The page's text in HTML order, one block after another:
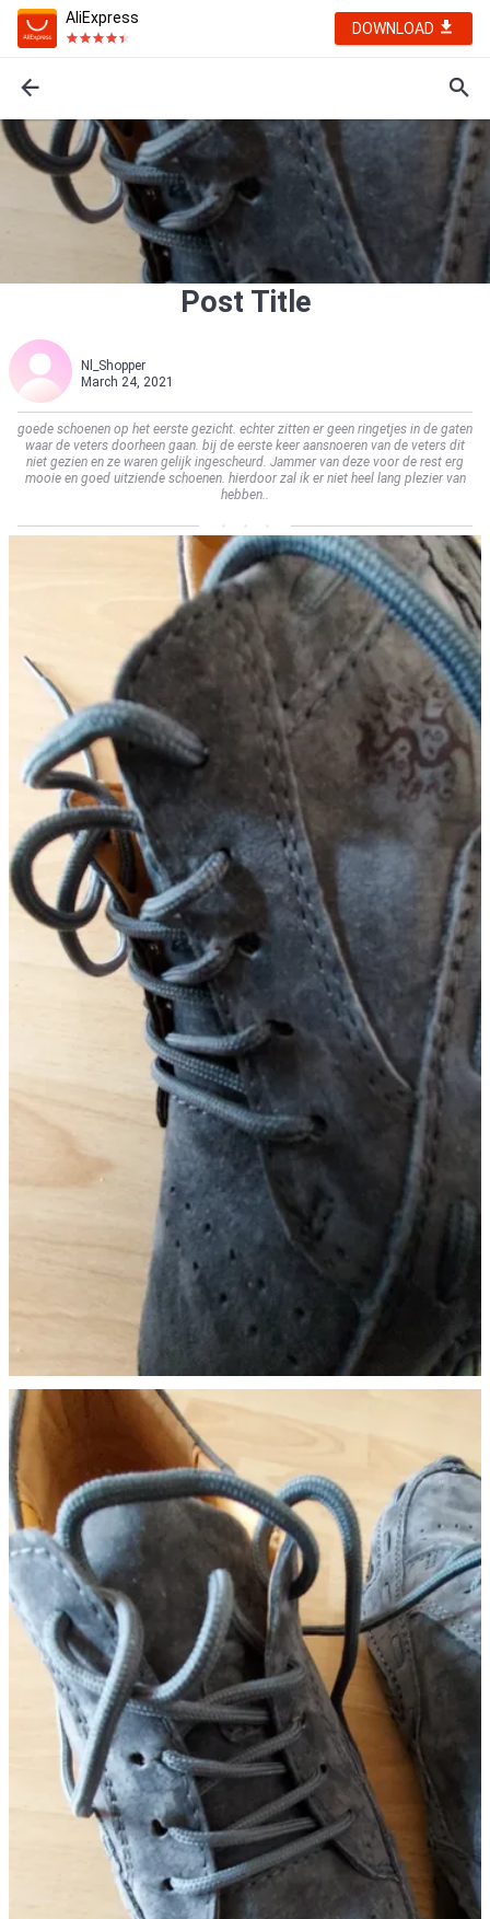
AliExpress
DOWNLOAD
Post Title
Nl_Shopper
March 24, 2021
goede schoenen op het eerste gezicht. echter zitten er geen ringetjes in de gaten
waar de veters doorheen gaan. bij de eerste keer aansnoeren van de veters dit
niet gezien en ze waren gelijk ingescheurd. Jammer van deze voor de rest erg
mooie en goed uitziende schoenen. hierdoor zal ik er niet heel lang plezier van
hebben..